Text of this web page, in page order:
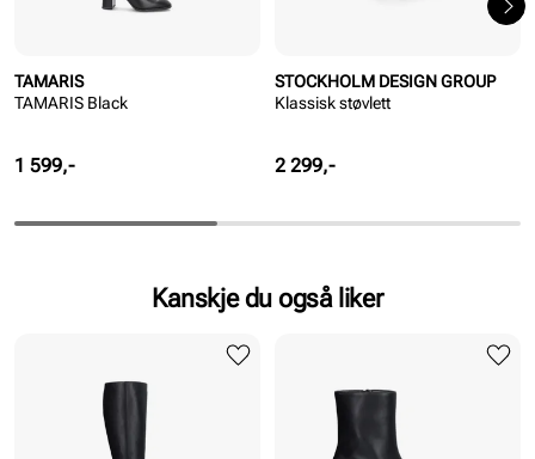
TAMARIS
TAMARIS Black
Pris
1 599,-
STOCKHOLM DESIGN GROUP
Klassisk støvlett
Pris
2 299,-
Kanskje du også liker